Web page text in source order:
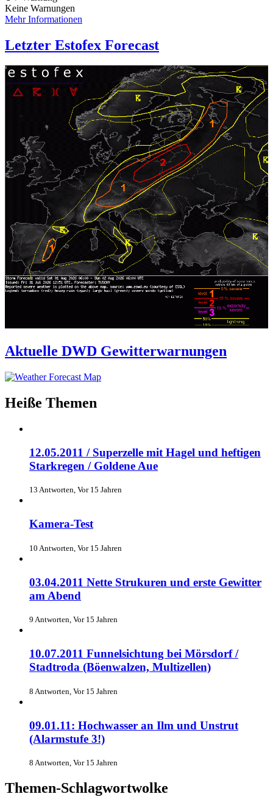
Keine Warnungen
Mehr Informationen
Letzter Estofex Forecast
Aktuelle DWD Gewitterwarnungen
Heiße Themen
12.05.2011 / Superzelle mit Hagel und heftigen
Starkregen / Goldene Aue
13 Antworten, Vor 15 Jahren
Kamera-Test
10 Antworten, Vor 15 Jahren
03.04.2011 Nette Strukuren und erste Gewitter
am Abend
9 Antworten, Vor 15 Jahren
10.07.2011 Funnelsichtung bei Mörsdorf /
Stadtroda (Böenwalzen, Multizellen)
8 Antworten, Vor 15 Jahren
09.01.11: Hochwasser an Ilm und Unstrut
(Alarmstufe 3!)
8 Antworten, Vor 15 Jahren
Themen-Schlagwortwolke